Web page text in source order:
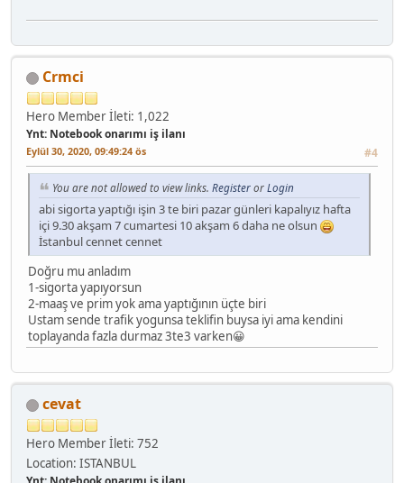
Crmci
Hero Memberİleti: 1,022
Ynt: Notebook onarımı iş ilanı
Eylül 30, 2020, 09:49:24 ös #4
You are not allowed to view links. RegisterorLogin
abi sigorta yaptığı işin 3 te biri pazar günleri kapalıyız hafta
içi 9.30 akşam 7 cumartesi 10 akşam 6 daha ne olsun
İstanbul cennet cennet
Doğru mu anladım
1-sigorta yapıyorsun
2-maaş ve prim yok ama yaptığının üçte biri
Ustam sende trafik yogunsa teklifin buysa iyi ama kendini
toplayanda fazla durmaz 3te3 varken😀
cevat
Hero Memberİleti: 752
Location: ISTANBUL